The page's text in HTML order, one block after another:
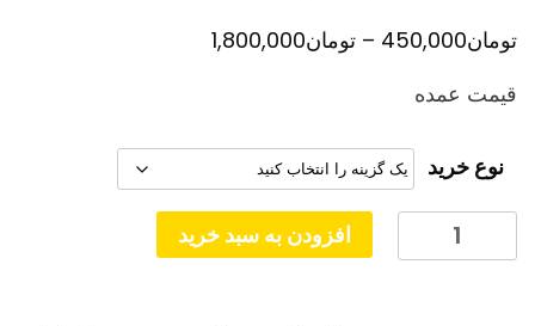
تومان450,000
– تومان1,800,000محدوده
تا
تومان1,800,000
قیمت عمده
نوع خرید
استارباکس
افزودن به سبد خرید